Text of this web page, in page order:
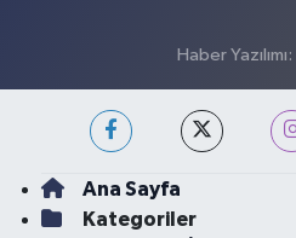
Haber Yazılımı:
Ana Sayfa
Kategoriler